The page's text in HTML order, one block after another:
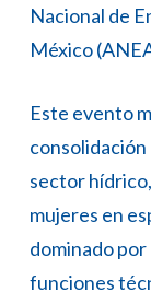
Nacional de
México
Este evento
sector
mujeres en
dominado
funciones